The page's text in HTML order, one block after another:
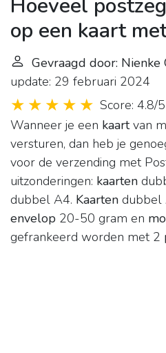
Hoeveel
op een kaart
Gevraagd door: Nienke
update: 29 februari 2024
Score: 4.8/5
Wanneer je een kaartvan
versturen, dan heb je
voor de verzending met
uitzonderingen: kaarten
dubbel A4. Kaarten dubbel
envelop 20-50 gram en
gefrankeerd worden met 2